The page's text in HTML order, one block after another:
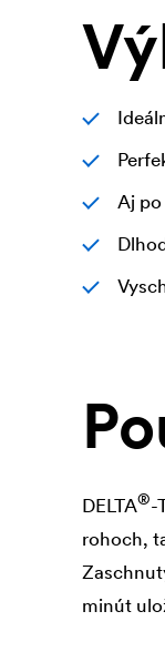
Aj
DELTA®-
rohoch,
minút